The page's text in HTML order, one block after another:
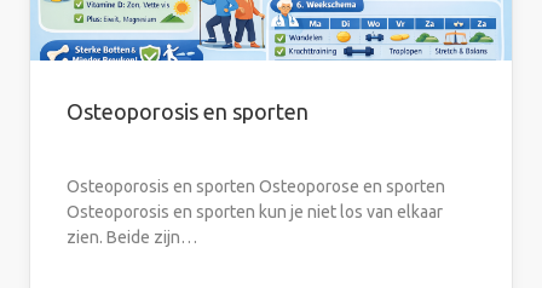
Osteoporosis en sporten
Osteoporosis en sporten Osteoporose en sporten
Osteoporosis en sporten kun je niet los van elkaar
zien. Beide zijn…